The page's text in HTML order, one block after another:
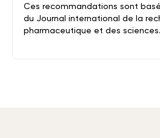
Ces recommandations sont
du Journal international de la
pharmaceutique et des sciences.